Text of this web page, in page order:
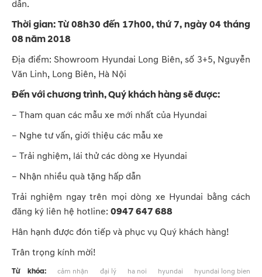
dẫn.
Thời gian: Từ 08h30 đến 17h00, thứ 7, ngày 04 tháng
08 năm 2018
Địa điểm: Showroom Hyundai Long Biên, số 3+5, Nguyễn
Văn Linh, Long Biên, Hà Nội
Đến với chương trình, Quý khách hàng sẽ được:
– Tham quan các mẫu xe mới nhất của Hyundai
– Nghe tư vấn, giới thiệu các mẫu xe
– Trải nghiệm, lái thử các dòng xe Hyundai
– Nhận nhiều quà tặng hấp dẫn
Trải nghiệm ngay trên mọi dòng xe Hyundai bằng cách
đăng ký liên hệ hotline: 0947 647 688
Hân hạnh được đón tiếp và phục vụ Quý khách hàng!
Trân trọng kính mời!
Từ khóa: cảm nhận đại lý ha noi hyundai
hyundai long bien